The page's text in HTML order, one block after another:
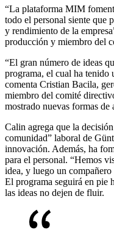
“La plataforma MIM
todo el personal siente que
y rendimiento de la
producción y miembro del
“El gran número de ideas
programa, el cual ha tenido
comenta Cristian Bacila,
miembro del comité
mostrado nuevas formas de
Calin agrega que la
comunidad” laboral de
innovación. Además, ha
para el personal. “Hemos
idea, y luego un
El programa seguirá en pie
las ideas no dejen de fluir.